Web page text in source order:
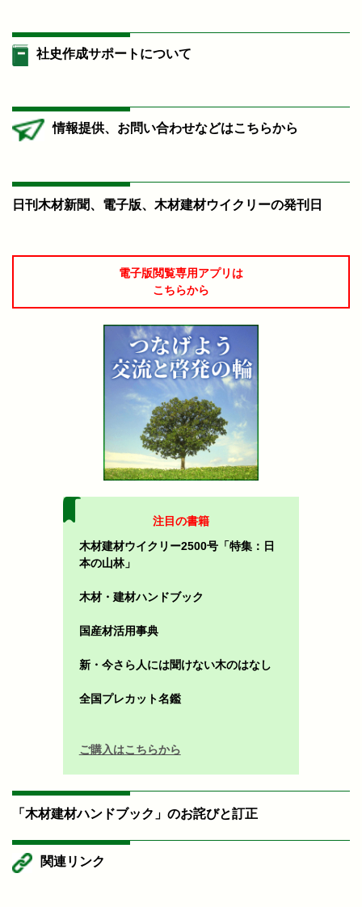
社史作成サポートについて
情報提供、お問い合わせなどはこちらから
日刊木材新聞、電子版、木材建材ウイクリーの発刊日
電子版閲覧専用アプリは
こちらから
注目の書籍
木材建材ウイクリー2500号「特集：日
本の山林」
木材・建材ハンドブック
国産材活用事典
新・今さら人には聞けない木のはなし
全国プレカット名鑑
ご購入はこちらから
「木材建材ハンドブック」のお詫びと訂正
関連リンク